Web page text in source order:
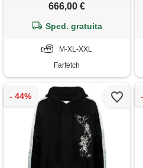
666,00 €
Sped. gratuita
M-XL-XXL
Farfetch